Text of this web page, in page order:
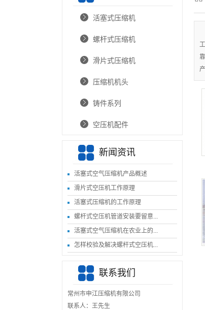
活塞式压缩机
螺杆式压缩机
滑片式压缩机
压缩机机头
铸件系列
空压机配件
新闻资讯
活塞式空气压缩机产品概述
滑片式空压机工作原理
活塞式压缩机的工作原理
螺杆式空压机管道安装要留意...
活塞式空气压缩机在农业上的...
怎样校验及解决螺杆式空压机...
联系我们
常州市申江压缩机有限公司
联系人：王先生